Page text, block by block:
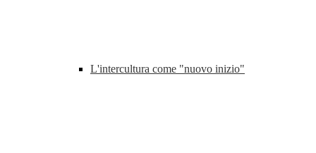
L'intercultura come "nuovo inizio"